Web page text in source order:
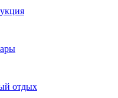
отдых